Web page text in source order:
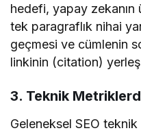
hedefi, yapay
tek paragraflık nihai
geçmesi ve cümlenin
linkinin (citation)
3. Teknik
Geleneksel SEO teknik